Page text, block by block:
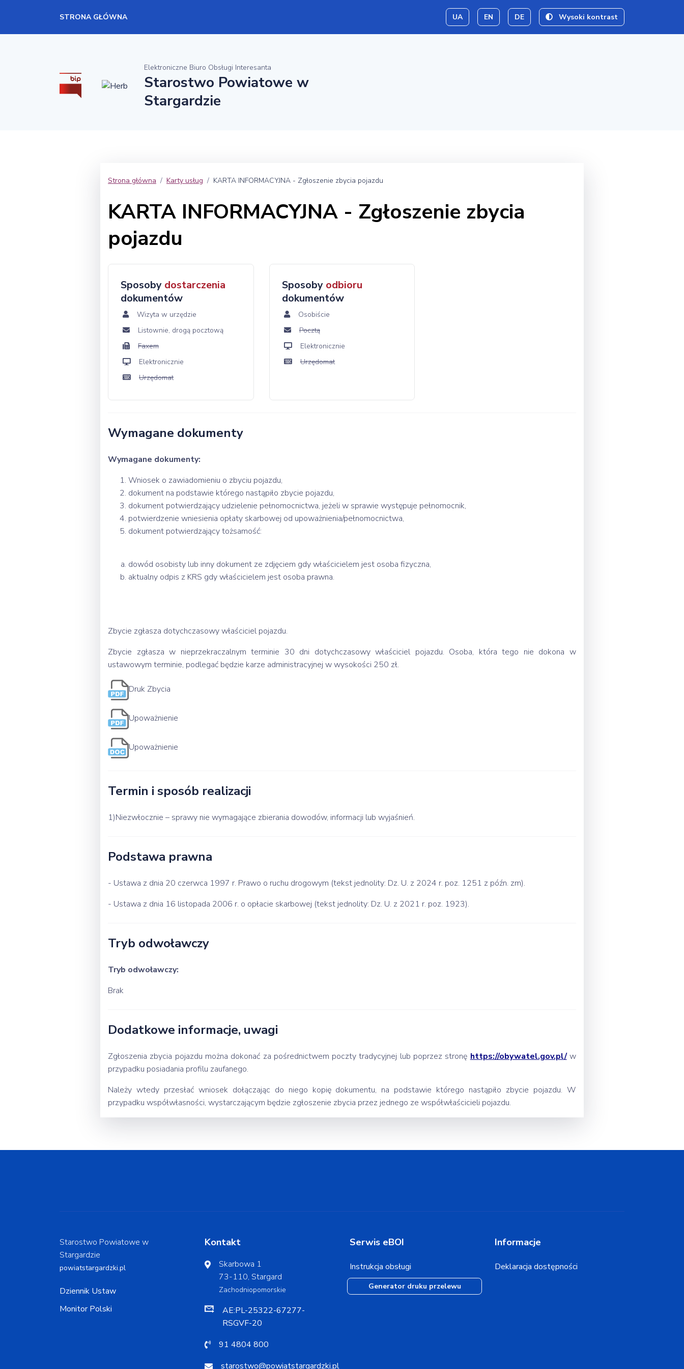
STRONA GŁÓWNA UA EN DE Wysoki kontrast
Elektroniczne Biuro Obsługi Interesanta
Starostwo Powiatowe w
Stargardzie
Strona główna Karty usług KARTA INFORMACYJNA - Zgłoszenie zbycia pojazdu
KARTA INFORMACYJNA - Zgłoszenie zbycia
pojazdu
Sposoby dostarczenia
dokumentów
Wizyta w urzędzie
Listownie, drogą pocztową
Faxem
Elektronicznie
Urzędomat
Sposoby odbioru
dokumentów
Osobiście
Pocztą
Elektronicznie
Urzędomat
Wymagane dokumenty
Wymagane dokumenty:
Wniosek o zawiadomieniu o zbyciu pojazdu,
dokument na podstawie którego nastąpiło zbycie pojazdu,
dokument potwierdzający udzielenie pełnomocnictwa, jeżeli w sprawie występuje pełnomocnik,
potwierdzenie wniesienia opłaty skarbowej od upoważnienia/pełnomocnictwa,
dokument potwierdzający tożsamość:
dowód osobisty lub inny dokument ze zdjęciem gdy właścicielem jest osoba fizyczna,
aktualny odpis z KRS gdy właścicielem jest osoba prawna.
Zbycie zgłasza dotychczasowy właściciel pojazdu.
Zbycie zgłasza w nieprzekraczalnym terminie 30 dni dotychczasowy właściciel pojazdu. Osoba, która tego nie dokona w
ustawowym terminie, podlegać będzie karze administracyjnej w wysokości 250 zł.
Druk Zbycia
Upoważnienie
Upoważnienie
Termin i sposób realizacji
1)Niezwłocznie – sprawy nie wymagające zbierania dowodów, informacji lub wyjaśnień.
Podstawa prawna
- Ustawa z dnia 20 czerwca 1997 r. Prawo o ruchu drogowym (tekst jednolity: Dz. U. z 2024 r. poz. 1251 z późn. zm).
- Ustawa z dnia 16 listopada 2006 r. o opłacie skarbowej (tekst jednolity: Dz. U. z 2021 r. poz. 1923).
Tryb odwoławczy
Tryb odwoławczy:
Brak
Dodatkowe informacje, uwagi
Zgłoszenia zbycia pojazdu można dokonać za pośrednictwem poczty tradycyjnej lub poprzez stronę https://obywatel.gov.pl/ w
przypadku posiadania profilu zaufanego.
Należy wtedy przesłać wniosek dołączając do niego kopię dokumentu, na podstawie którego nastąpiło zbycie pojazdu. W
przypadku współwłasności, wystarczającym będzie zgłoszenie zbycia przez jednego ze współwłaścicieli pojazdu.
Starostwo Powiatowe w
Stargardzie
powiatstargardzki.pl
Dziennik Ustaw
Monitor Polski
Kontakt
Skarbowa 1
73-110, Stargard
Zachodniopomorskie
AE:PL-25322-67277-
RSGVF-20
91 4804 800
starostwo@powiatstargardzki.pl
Serwis eBOI
Instrukcja obsługi
Generator druku przelewu
Informacje
Deklaracja dostępności